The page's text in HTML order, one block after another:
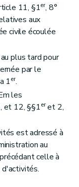
11, §1er, 8°
aux
civile écoulée
plus tard pour
par le
1er.
les
et 12, §§1eret 2,
est adressé à
au
celle à